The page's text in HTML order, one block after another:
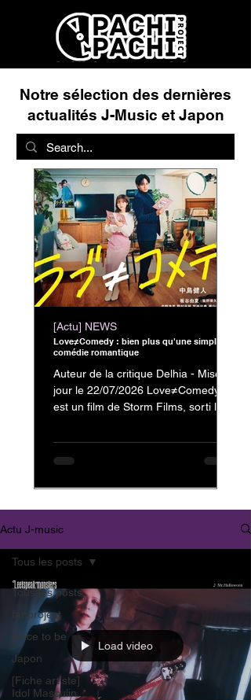
Notre sélection des dernières
actualités J-Music et Japon
Love≠Comedy : bien plus qu'une simple
comédie romantique
Auteur de la critique Delhia - Mise à
jour le 22/07/2026 Love≠Comedy
est un film de Storm Films, sorti le 3
dans le rôle de Kanzaki Reiji et
Nagahama Neru dans celui de
de Nakajima Kento, on ne pouvait
Love≠Comedy qui m'ont donné
envie de vous partager mon avis.
Trailer : Love≠
[Actu] NEWS
Actu J-music
Tous les posts
fanproject
place to be
Japon
[Fiche artiste]
Idol Masculin
Tous les posts
Load video